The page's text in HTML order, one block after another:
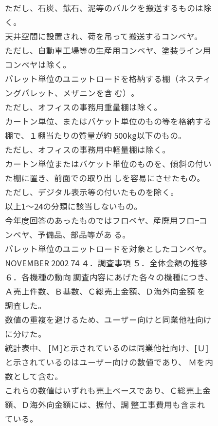
ただし、石炭、鉱石、泥等のバルクを搬送するものは除
く。
天井空間に設置され、荷を吊って搬送するコンベヤ。
ただし、自動車工場等の生産用コンベヤ、塗装ライン用
コンベヤは除く。
パレット単位のユニットロードを格納する棚（ネスティ
ングパレット、メザニンを含 む）。
ただし、オフィスの事務用重量棚は除く。
カートン単位、またはバケット単位のもの等を格納する
棚で、１棚当たりの質量が約 500kg以下のもの。
ただし、オフィスの事務用中軽量棚は除く。
カートン単位またはバケット単位のものを、傾斜の付い
た棚に置き、前面での取り出 しを容易にさせたもの。
ただし、デジタル表示等の付いたものを除く。
以上1〜24の分類に該当しないもの。
今年度回答のあったものではフロベヤ、産廃用フロ−コ
ンベヤ、予備品、部品等があ る。
パレット単位のユニットロードを対象としたコンベヤ。
NOVEMBER 2002 74 ４．調査事項 ５．全体金額の推移
６．各機種の動向 調査内容にあげた各々の機種につき、
Ａ売上件数、Ｂ基数、Ｃ総売上金額、Ｄ海外向金額 を
調査した。
数値の重複を避けるため、ユーザー向けと同業他社向け
に分けた。
統計表中、 [Ｍ]と示されているのは同業他社向け、[Ｕ]
と示されているのはユーザー向けの数値であり、 Ｍを内
数として含む。
これらの数値はいずれも売上ベースであり、Ｃ総売上金
額、Ｄ海外向金額には、据付、調 整工事費用も含まれ
ている。